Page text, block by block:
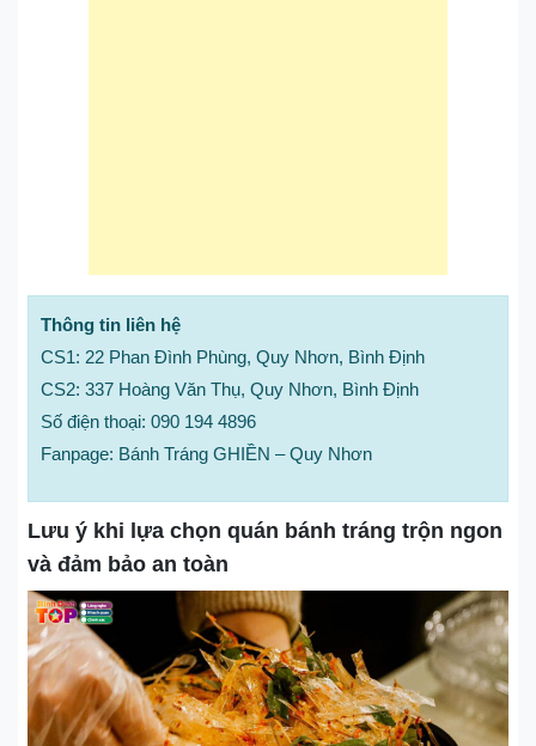
Thông tin liên hệ
CS1: 22 Phan Đình Phùng, Quy Nhơn, Bình Định
CS2: 337 Hoàng Văn Thụ, Quy Nhơn, Bình Định
Số điện thoại: 090 194 4896
Fanpage: Bánh Tráng GHIỀN – Quy Nhơn
Lưu ý khi lựa chọn quán bánh tráng trộn ngon
và đảm bảo an toàn